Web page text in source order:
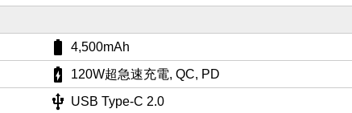
battery_std
4,500mAh
battery_charging_full
120W超急速充電, QC, PD
usb USB Type-C 2.0